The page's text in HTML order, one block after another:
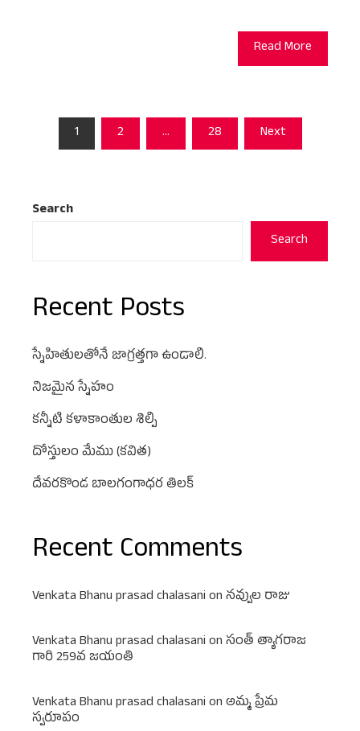
Read More
Posts
1 2 … 28 Next
Search
Search
Recent Posts
స్నేహితులతోనే జాగ్రత్తగా ఉండాలి.
నిజమైన స్నేహం
కన్నీటి కళాకాంతుల శిల్పి
దోస్తులం మేము (కవిత)
దేవరకొండ బాలగంగాధర తిలక్
Recent Comments
Venkata Bhanu prasad chalasani on నవ్వుల రాజు
Venkata Bhanu prasad chalasani on సంత్ త్యాగరాజ
గారి 259వ జయంతి
Venkata Bhanu prasad chalasani on అమ్మ ప్రేమ
స్వరూపం